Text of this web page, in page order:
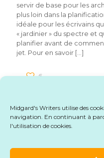
Midgard's Writers utilise des
navigation. En continuant à
l'utilisation de cookies.
servir de base pour les
plus loin dans la
idéale pour les écrivains
« jardinier » du spectre et
planifier avant de
jet. Pour en savoir […]
6
Mentions légales -